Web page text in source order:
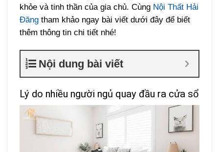
khỏe và tinh thần của gia chủ. Cùng Nội Thất Hải
Đăng tham khảo ngay bài viết dưới đây để biết
thêm thông tin chi tiết nhé!
Nội dung bài viết
Lý do nhiều người ngủ quay đầu ra cửa sổ